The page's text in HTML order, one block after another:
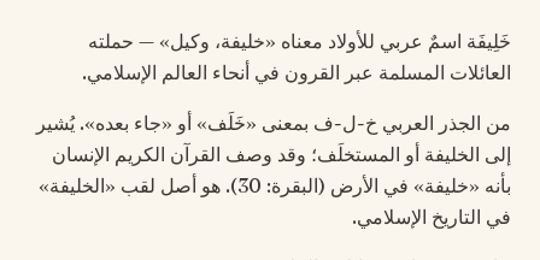
خَلِيفَة اسمٌ عربي للأولاد معناه «خليفة، وكيل» — حملته
العائلات المسلمة عبر القرون في أنحاء العالم الإسلامي.
من الجذر العربي خ-ل-ف بمعنى «خَلَف» أو «جاء بعده». يُشير
إلى الخليفة أو المستخلَف؛ وقد وصف القرآن الكريم الإنسان
بأنه «خليفة» في الأرض (البقرة: 30). هو أصل لقب «الخليفة»
في التاريخ الإسلامي.